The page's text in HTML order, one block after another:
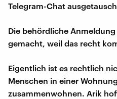
Telegram-Chat
Die behördliche
gemacht, weil das recht
Eigentlich ist es rechtlich
Menschen in einer
zusammenwohnen. Arik